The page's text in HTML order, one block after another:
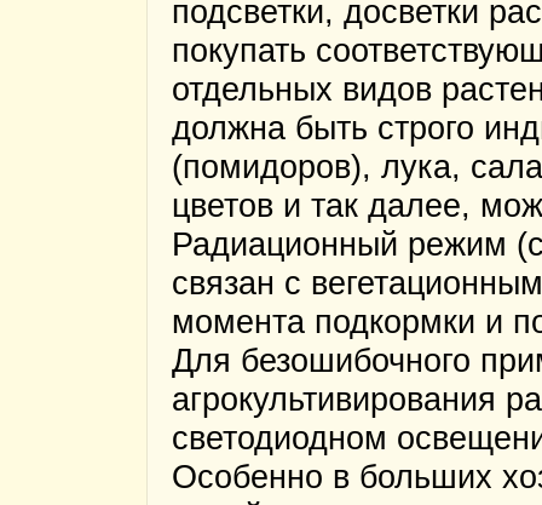
подсветки, досветки
покупать
отдельных видов
должна быть строго
(помидоров), лука,
цветов и так далее,
Радиационный режим
связан с
момента подкормки и
Для безошибочного
агрокультивирования
светодиодном
Особенно в больших